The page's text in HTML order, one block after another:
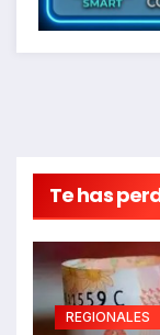
Te has
REGIONALES